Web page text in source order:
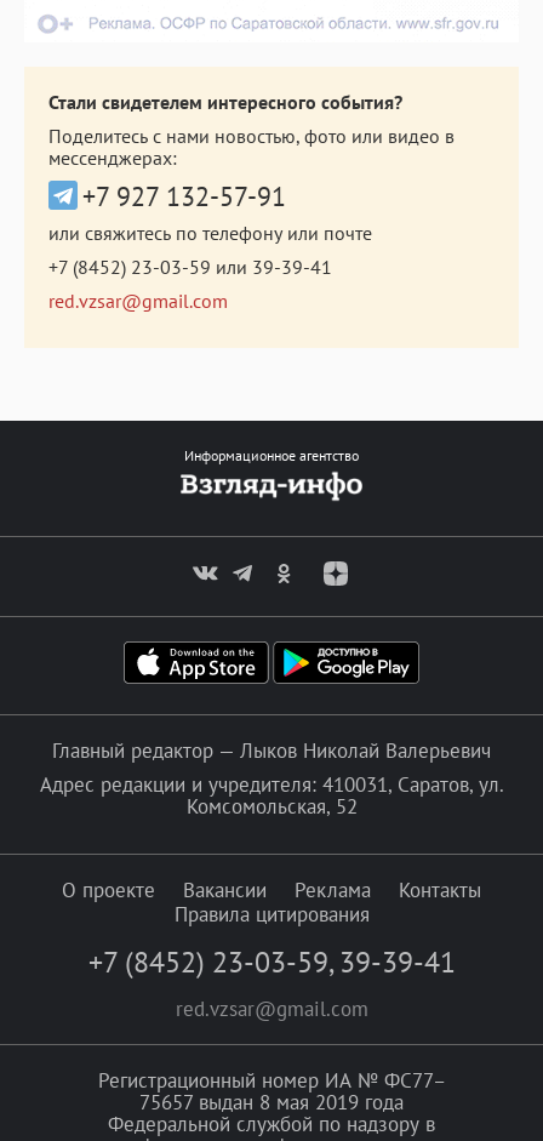
Стали свидетелем интересного события?
Поделитесь с нами новостью, фото или видео в
мессенджерах:
+7 927 132-57-91
или свяжитесь по телефону или почте
+7 (8452) 23-03-59 или 39-39-41
red.vzsar@gmail.com
Информационное агентство
Главный редактор — Лыков Николай Валерьевич
Адрес редакции и учредителя: 410031, Саратов, ул.
Комсомольская, 52
О проекте Вакансии Реклама
Контакты
Правила цитирования
+7 (8452) 23-03-59, 39-39-41
red.vzsar@gmail.com
Регистрационный номер ИА № ФС77–
75657 выдан 8 мая 2019 года
Федеральной службой по надзору в